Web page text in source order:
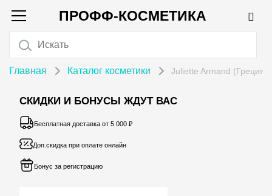
ПРОФФ-КОСМЕТИКА
Главная Каталог косметики Juliette Armand (Греция)
СКИДКИ И БОНУСЫ ЖДУТ ВАС
Бесплатная доставка от 5 000 ₽
Доп.скидка при оплате онлайн
Бонус за регистрацию